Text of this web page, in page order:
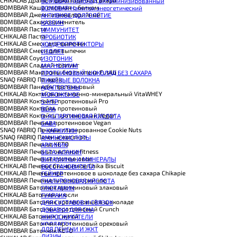
BOMBBAR Напиток энергетический
АКТИВНОЕ ДОЛГОЛЕТИЕ
КАЗЕИН
ИММУНИТЕТ
ПРОБИОТИК
ХОНДРОПРОТЕКТОРЫ
ИЗОЛЯТ
ИЗОТОНИК
МАГНЕЗИУМ
ПРОТЕИНОВЫЙ ШОКОЛАД БЕЗ САХАРА
ПИЩЕВЫЕ ВОЛОКНА
АДАПТОГЕНЫ
МОРОЖЕНОЕ
5-HTP
BCAA
D-АСПАРГИНОВАЯ КИСЛОТА
GABA
L-КАРНИТИН
АМИНОКИСЛОТЫ
АРГИНИН
БЕТА-АЛАНИН
ВИТАМИНЫ И МИНЕРАЛЫ
ВОССТАНОВИТЕЛИ
ГЕЙНЕР
ГИАЛУРОНОВАЯ КИСЛОТА
ГЛЮТАМИН
ГУАРАНА
ДЛЯ СУСТАВОВ И СВЯЗОК
ДОБАВКИ ДЛЯ СНА
ЖИРОСЖИГАТЕЛИ
КОЛЛАГЕН
КОЭНЗИМ Q10
ДЛЯ ПЕЧЕНИ И ЖКТ
BOMBBAR Каша овсяная с белком
BOMBBAR Джем низкокалорийный
BOMBBAR Сахарозаменитель
BOMBBAR Паста
CHIKALAB Паста
CHIKALAB Смеси для выпечки
BOMBBAR Смеси для выпечки
BOMBBAR Соус
BOMBBAR Сладкий топпинг
BOMBBAR Макароны без глютена Fusilli
SNAQ FABRIQ Панкейк
BOMBBAR Панкейк протеиновый
CHIKALAB Коктейль витаминно-минеральный VitaWHEY
BOMBBAR Коктейль протеиновый Pro
BOMBBAR Коктейль протеиновый
BOMBBAR Коктейль протеиновый Vegan
BOMBBAR Печенье протеиновое Vegan
SNAQ FABRIQ Печенье глазированное Cookie Nuts
SNAQ FABRIQ Печенье овсяное
BOMBBAR Печенье KETO
BOMBBAR Печенье овсяное fitness
BOMBBAR Печенье протеиновое
CHIKALAB Печенье бисквитное Chika Biscuit
CHIKALAB Печенье протеиновое в шоколаде без сахара Chikapie
BOMBBAR Печенье низкокалорийное
BOMBBAR Батончик протеиновый злаковый
CHIKALAB Батончик-мюсли
BOMBBAR Батончик протеиновый в шоколаде
BOMBBAR Батончик протеиновый Crunch
CHIKALAB Батончик с нугой
BOMBBAR Батончик протеиновый ореховый
BOMBBAR Батончик KETO